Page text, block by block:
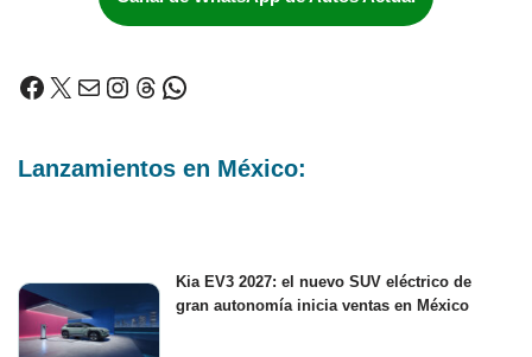
Lanzamientos en México:
Kia EV3 2027: el nuevo SUV eléctrico de
gran autonomía inicia ventas en México